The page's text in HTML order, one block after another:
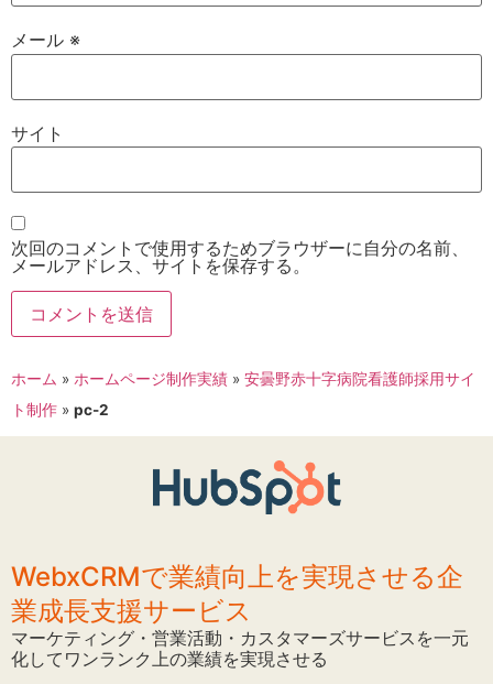
メール ※
サイト
次回のコメントで使用するためブラウザーに自分の名前、
メールアドレス、サイトを保存する。
ホーム » ホームページ制作実績 » 安曇野赤十字病院看護師採用サイ
ト制作 » pc-2
WebxCRMで業績向上を実現させる企
業成長支援サービス
マーケティング・営業活動・カスタマーズサービスを一元
化してワンランク上の業績を実現させる